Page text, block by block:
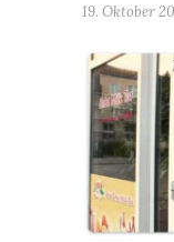
19. Oktober